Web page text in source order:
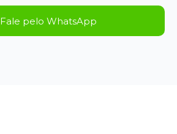
Fale pelo WhatsApp